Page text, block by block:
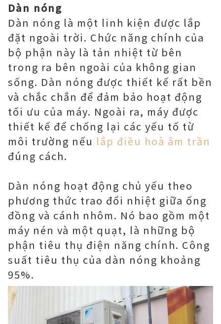
Dàn nóng
Dàn nóng là một linh kiện được lắp
đặt ngoài trời. Chức năng chính của
bộ phận này là tản nhiệt từ bên
trong ra bên ngoài của không gian
sống. Dàn nóng được thiết kế rất bền
và chắc chắn để đảm bảo hoạt động
tối ưu của máy. Ngoài ra, máy được
thiết kế để chống lại các yếu tố từ
môi trường nếu lắp điều hoà âm trần
đúng cách.
Dàn nóng hoạt động chủ yếu theo
phương thức trao đổi nhiệt giữa ống
đồng và cánh nhôm. Nó bao gồm một
máy nén và một quạt, là những bộ
phận tiêu thụ điện năng chính. Công
suất tiêu thụ của dàn nóng khoảng
95%.